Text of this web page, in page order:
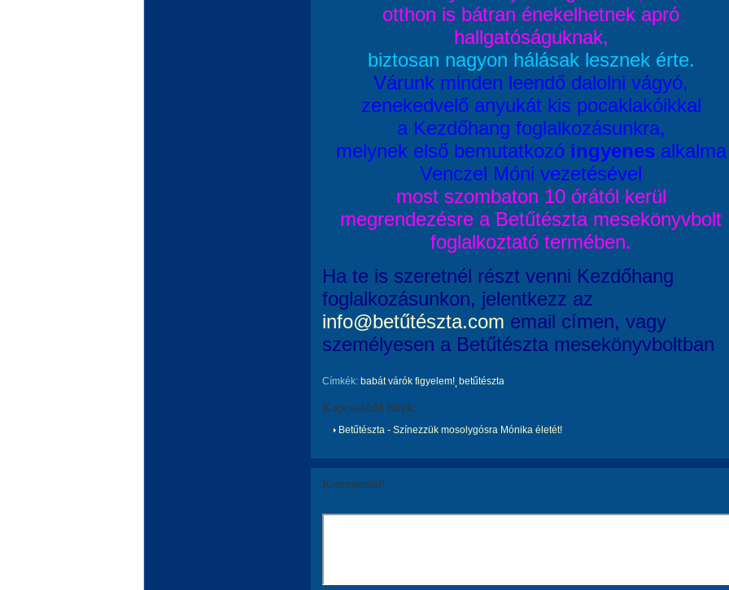
otthon is bátran énekelhetnek apró
hallgatóságuknak,
biztosan nagyon hálásak lesznek érte.
Várunk minden leendő dalolni vágyó,
zenekedvelő anyukát kis pocaklakóikkal
a Kezdőhang foglalkozásunkra,
melynek első bemutatkozó ingyenes alkalma
Venczel Móni vezetésével
most szombaton 10 órától kerül
megrendezésre a Betűtészta mesekönyvbolt
foglalkoztató termében.
Ha te is szeretnél részt venni Kezdőhang
foglalkozásunkon, jelentkezz az
info@betűtészta.com email címen, vagy
személyesen a Betűtészta mesekönyvboltban
Címkék: babát várók figyelem! betűtészta
Kapcsolódó hírek:
Betűtészta - Színezzük mosolygósra Mónika életét!
Kommentáld!